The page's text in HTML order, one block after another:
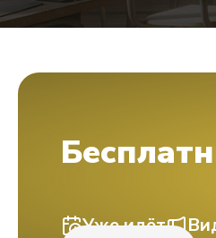
Уже идёт